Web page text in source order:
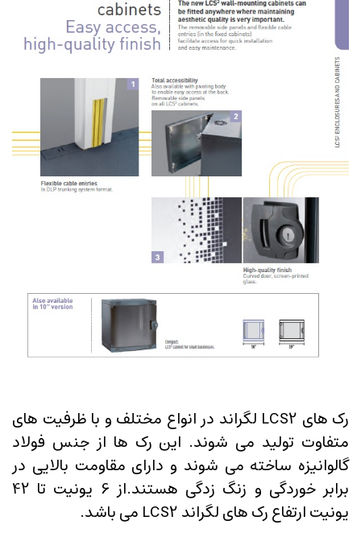
رک های LCS2 لگراند در انواع مختلف و با ظرفیت های
متفاوت تولید می شوند. این رک ها از جنس فولاد
گالوانیزه ساخته می شوند و دارای مقاومت بالایی در
برابر خوردگی و زنگ زدگی هستند.از 6 یونیت تا 42
یونیت ارتفاع رک های لگراند LCS2 می باشد.